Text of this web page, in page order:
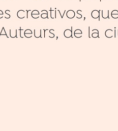
creativos,
de la